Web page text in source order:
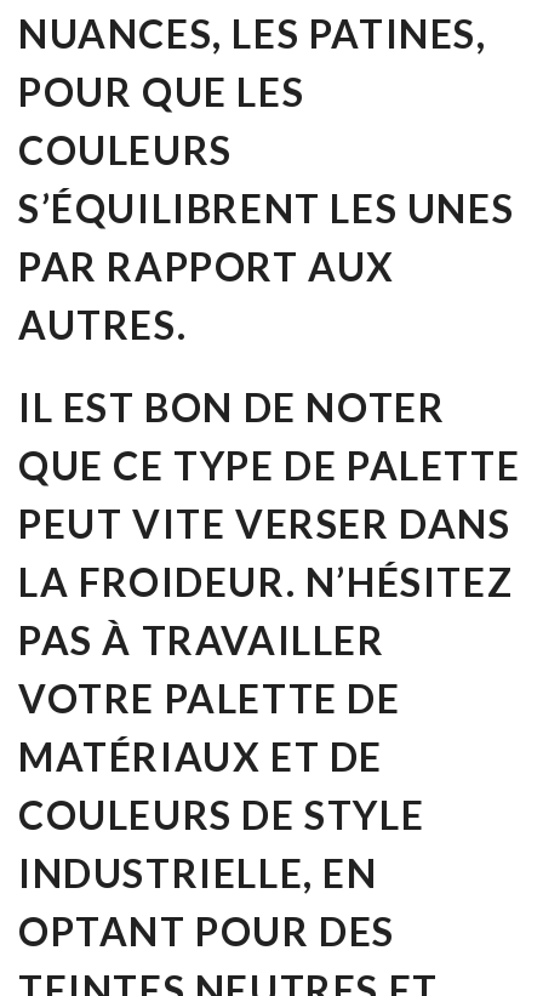
NUANCES, LES PATINES,
POUR QUE LES
COULEURS
S’ÉQUILIBRENT LES UNES
PAR RAPPORT AUX
AUTRES.
IL EST BON DE NOTER
QUE CE TYPE DE PALETTE
PEUT VITE VERSER DANS
LA FROIDEUR. N’HÉSITEZ
PAS À TRAVAILLER
VOTRE PALETTE DE
MATÉRIAUX ET DE
COULEURS DE STYLE
INDUSTRIELLE, EN
OPTANT POUR DES